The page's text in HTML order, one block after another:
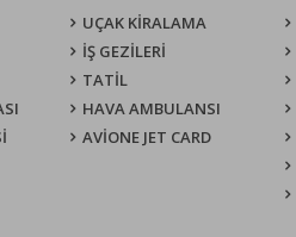
UÇAK KIRALAMA
İŞ GEZİLERİ
TATİL
HAVA AMBULANSI
AVİONE JET CARD